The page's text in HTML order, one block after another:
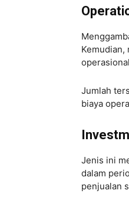
Kemudian,
Jumlah
biaya
Jenis ini
dalam
penjualan